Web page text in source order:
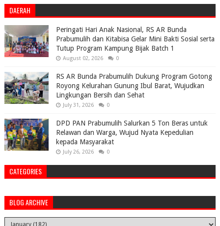
DAERAH
Peringati Hari Anak Nasional, RS AR Bunda
Prabumulih dan Kitabisa Gelar Mini Bakti Sosial serta
Tutup Program Kampung Bijak Batch 1
August 02, 2026 0
RS AR Bunda Prabumulih Dukung Program Gotong
Royong Kelurahan Gunung Ibul Barat, Wujudkan
Lingkungan Bersih dan Sehat
July 31, 2026 0
DPD PAN Prabumulih Salurkan 5 Ton Beras untuk
Relawan dan Warga, Wujud Nyata Kepedulian
kepada Masyarakat
July 26, 2026 0
CATEGORIES
BLOG ARCHIVE